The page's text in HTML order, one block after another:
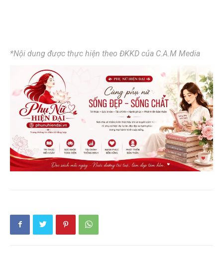
*Nội dung được thực hiện theo ĐKKD của C.A.M Media